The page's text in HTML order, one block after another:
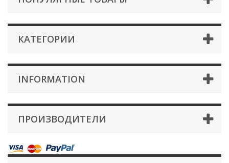
КАТЕГОРИИ
INFORMATION
ПРОИЗВОДИТЕЛИ